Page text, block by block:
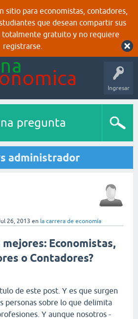
sitio para economistas, contadores,
que desean compartir sus
totalmente gratuito y no requiere
registrarse.
Ingresar
pregunta
administrador
26, 2013 en la carrera de economía
mejores: Economistas,
o Contadores?
de este post. Y es que surgen
personas sobre lo que delimita
Y aunque nosotros -